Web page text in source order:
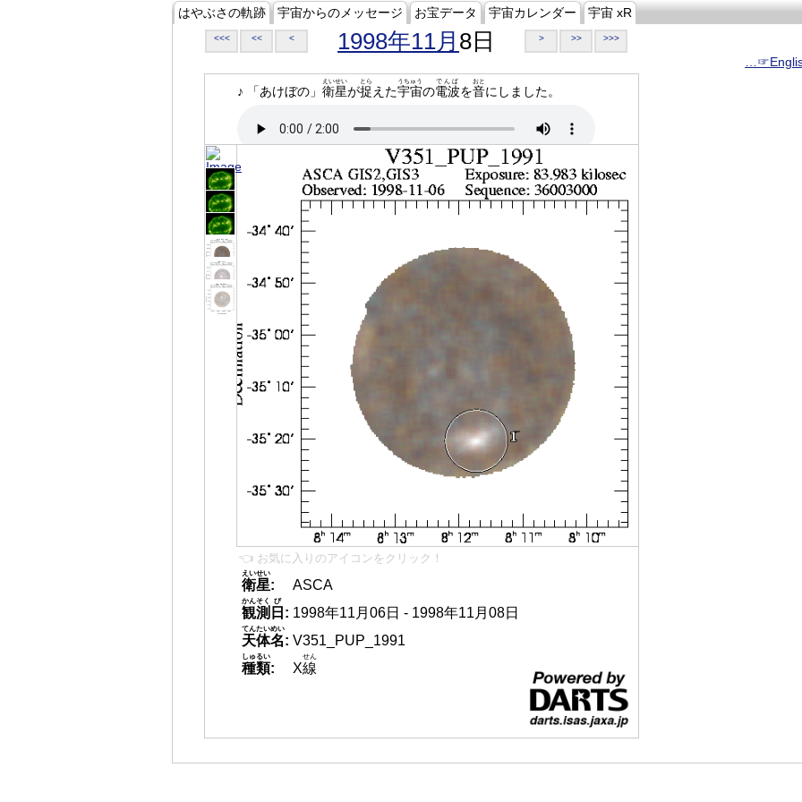
はやぶさの軌跡 宇宙からのメッセージ お宝データ 宇宙カレンダー 宇宙 xR
<<< << < 1998年11月 8日 > >> >>>
♪ 「あけぼの」 衛星
えいせい
が捉
とら
えた宇宙
うちゅう
の電波
でんぱ
を音
おと
にしました。
👈 お気に入りのアイコンをクリック！
衛星
えいせい
:
ASCA
観測
かんそく
日
び
: 1998年11月06日 - 1998年11月08日
天体名
てんたいめい
: V351_PUP_1991
種類
しゅるい
: X線
せん